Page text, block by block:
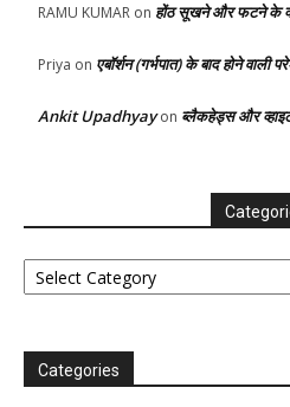
RAMU KUMAR on होंठ सूखने और फटने के
Priya on एबॉर्शन (गर्भपात) के बाद होने वाली
Ankit Upadhyayon ब्लैकहेड्स और
Categories
Categories